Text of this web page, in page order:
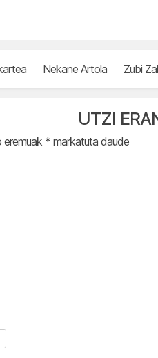
Nekane Artola Zubi
UTZI
eremuak * markatuta daude